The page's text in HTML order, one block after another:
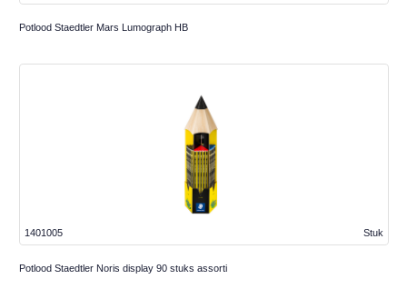
Potlood Staedtler Mars Lumograph HB
Stuk
1401005
Potlood Staedtler Noris display 90 stuks assorti